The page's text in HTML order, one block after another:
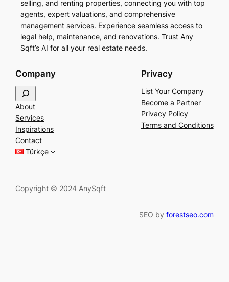
selling, and renting properties, connecting you with top
agents, expert valuations, and comprehensive
management services. Experience seamless access to
legal help, maintenance, and renovations. Trust Any
Sqft’s AI for all your real estate needs.
Company
e
a
r
c
h
About
Services
Inspirations
Contact
Türkçe
Privacy
List Your Company
Become a Partner
Privacy Policy
Terms and Conditions
Copyright © 2024 AnySqft
SEO by forestseo.com